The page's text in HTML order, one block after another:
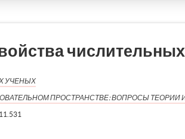
УЧЕНЫХ
ПРОСТРАНСТВЕ: ВОПРОСЫ ТЕОРИИ